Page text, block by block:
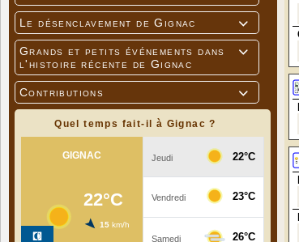

Le désenclavement de Gignac

Grands et petits événements dans
l'histoire récente de Gignac

Contributions
Quel temps fait-il à Gignac ?